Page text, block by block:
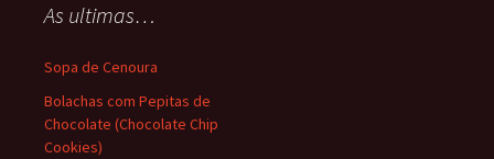
As ultimas…
Sopa de Cenoura
Bolachas com Pepitas de
Chocolate (Chocolate Chip
Cookies)